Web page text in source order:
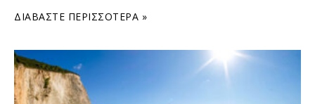
ΔΙΑΒΆΣΤΕ ΠΕΡΙΣΣΌΤΕΡΑ »